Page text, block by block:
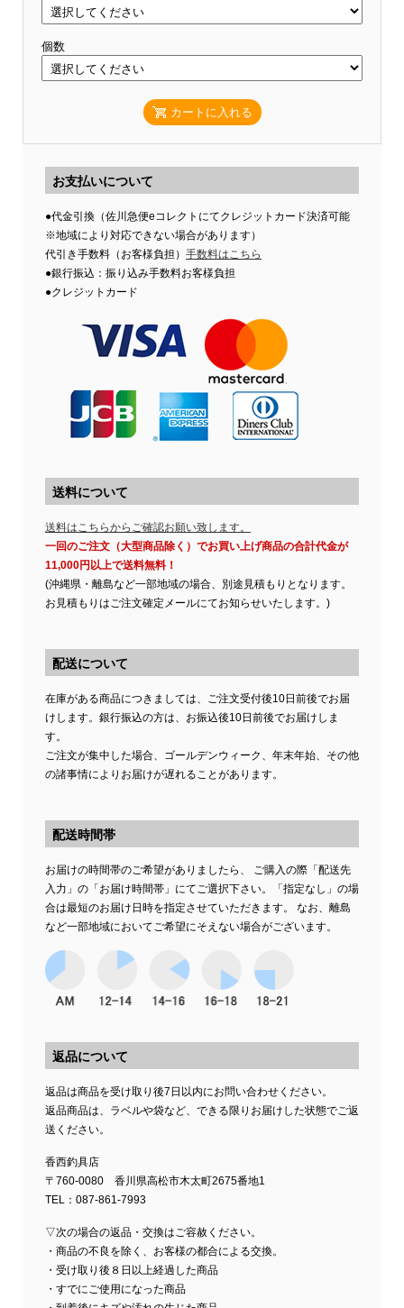
個数
カートに入れる
お支払いについて
●代金引換（佐川急便eコレクトにてクレジットカード決済可能
※地域により対応できない場合があります）
代引き手数料（お客様負担） 手数料はこちら
●銀行振込：振り込み手数料お客様負担
●クレジットカード
送料について
送料はこちらからご確認お願い致します。
一回のご注文（大型商品除く）でお買い上げ商品の合計代金が
11,000円以上で送料無料！
(沖縄県・離島など一部地域の場合、別途見積もりとなります。
お見積もりはご注文確定メールにてお知らせいたします。)
配送について
在庫がある商品につきましては、ご注文受付後10日前後でお届
けします。銀行振込の方は、お振込後10日前後でお届けしま
す。
ご注文が集中した場合、ゴールデンウィーク、年末年始、その他
の諸事情によりお届けが遅れることがあります。
配送時間帯
お届けの時間帯のご希望がありましたら、 ご購入の際「配送先
入力」の「お届け時間帯」にてご選択下さい。「指定なし」の場
合は最短のお届け日時を指定させていただきます。 なお、離島
など一部地域においてご希望にそえない場合がございます。
返品について
返品は商品を受け取り後7日以内にお問い合わせください。
返品商品は、ラベルや袋など、できる限りお届けした状態でご返
送ください。
香西釣具店
〒760-0080 香川県高松市木太町2675番地1
TEL：087-861-7993
▽次の場合の返品・交換はご容赦ください。
・商品の不良を除く、お客様の都合による交換。
・受け取り後８日以上経過した商品
・すでにご使用になった商品